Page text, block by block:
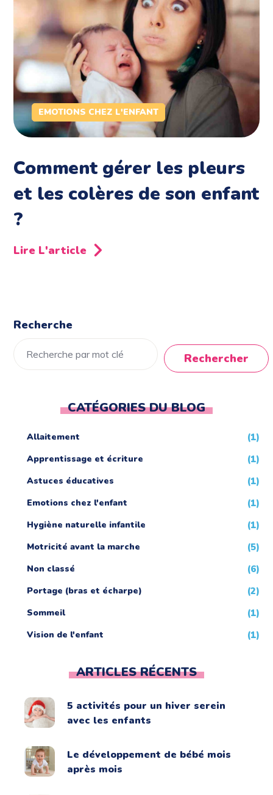
EMOTIONS CHEZ L'ENFANT
Comment gérer les pleurs
et les colères de son enfant
?
Lire L'article
Recherche
Rechercher
CATÉGORIES DU BLOG
Allaitement (1)
Apprentissage et écriture (1)
Astuces éducatives (1)
Emotions chez l'enfant (1)
Hygiène naturelle infantile (1)
Motricité avant la marche (5)
Non classé (6)
Portage (bras et écharpe) (2)
Sommeil (1)
Vision de l'enfant (1)
ARTICLES RÉCENTS
5 activités pour un hiver serein
avec les enfants
Le développement de bébé mois
après mois